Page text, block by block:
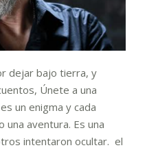
dejar bajo tierra, y
Únete a una
un enigma y cada
una aventura. Es una
intentaron ocultar. el